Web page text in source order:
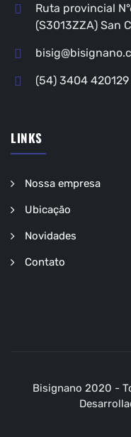
Ruta provincial
(S3013ZZA) San
(54) 3404 420129
LINKS
Nossa empresa
Ubicação
Novidades
Contato
Bisignano 2020 -